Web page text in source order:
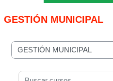
GESTIÓN MUNICIPAL
Categorías
Buscar cursos